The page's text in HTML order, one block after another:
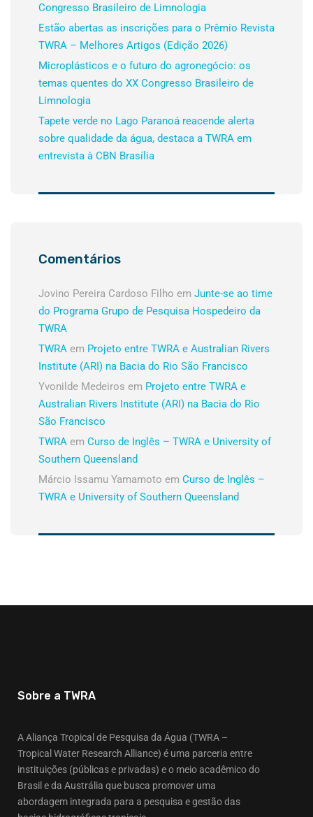
Congresso Brasileiro de Limnologia
Estão abertas as inscrições para o Prêmio Revista
TWRA – Melhores Artigos (Edição 2026)
Microplásticos e o futuro do agronegócio: os
temas quentes do XX Congresso Brasileiro de
Limnologia
Tapete verde no Lago Paranoá reacende alerta
sobre qualidade da água, destaca a TWRA em
entrevista à CBN Brasília
Comentários
Jovino Pereira Cardoso Filho em Junte-se ao time
do Programa Grupo de Pesquisa Hospedeiro da
TWRA
TWRA em Projeto entre TWRA e Australian Rivers
Institute (ARI) na Bacia do Rio São Francisco
Yvonilde Medeiros em Projeto entre TWRA e
Australian Rivers Institute (ARI) na Bacia do Rio
São Francisco
TWRA em Curso de Inglês – TWRA e University of
Southern Queensland
Márcio Issamu Yamamoto em Curso de Inglês –
TWRA e University of Southern Queensland
Sobre a TWRA
A Aliança Tropical de Pesquisa da Água (TWRA –
Tropical Water Research Alliance) é uma parceria entre
instituições (públicas e privadas) e o meio acadêmico do
Brasil e da Austrália que busca promover uma
abordagem integrada para a pesquisa e gestão das